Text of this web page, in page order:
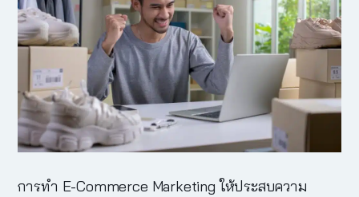
การทำ E-Commerce Marketing ให้ประสบความ